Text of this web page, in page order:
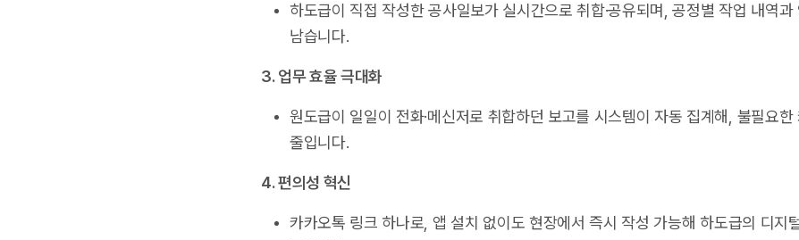
하도급이 직접 작성한 공사일보가 실시간으로 취합·공유되며, 공정별 작업 내역과
남습니다.
3. 업무 효율 극대화
원도급이 일일이 전화·메신저로 취합하던 보고를 시스템이 자동 집계해, 불필요
줄입니다.
4. 편의성 혁신
카카오톡 링크 하나로, 앱 설치 없이도 현장에서 즉시 작성 가능해 하도급의 디지